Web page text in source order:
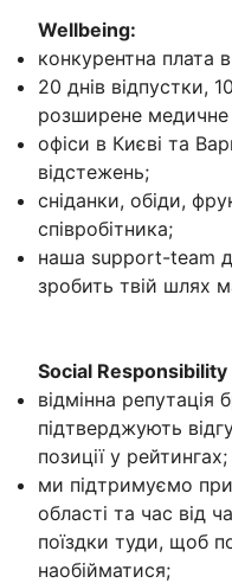
Wellbeing:
конкурентна плата
20 днів відпустки,
розширене медичне
офіси в Києві та
відстежень;
сніданки, обіди,
співробітника;
наша support-team
зробить твій шлях
Social Responsibility
відмінна
підтверджують
позиції у рейтингах;
ми підтримуємо
області та час від
поїздки туди, щоб
наобійматися;